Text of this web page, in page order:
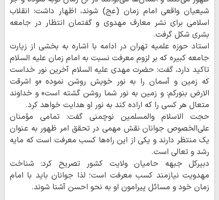
شیعیان واقعی امام زمان (عج) شوند، اظهار داشت: انقلاب
اسلامی برای نشر معارف مهدوی و گفتمان انتظار در جامعه
بشری شکل گرفت.
استاد حوزه علمیه تهران در ادامه با اشاره به بخشی از زیارت
جامعه کبیره که بر لزوم معرفت نسبت به امام زمان علیه السلام
تاکید دارد، گفت: حضرت مهدی علیه السلام آخرین نور خداست
که زمین و آسمان را به نور خویش روشن نموده «و اشرقت
الارض بنورکم: و زمین به نور شما روشن گشته است» و خداوند
متعال هر کسی را که اراده کند به نور او هدایت خواهد کرد.
حجت الاسلام والمسلمین نوچمنی گفت: تمامی مؤمنان
علی‌الخصوص جوانان نقش مهمی در تحقق امر ظهور به عنوان
یک منتظر دارند و یکی از این راه‌ها کسب معرفت است که مایه
رشد و تعالی است.
دبیرکل جبهه حامیان ولایت کشور تصریح کرد: شناخت
مهدویت نیازمند کسب معرفت است؛ لذا جوانان باید با امام
زمان خود و مسائل پیرامون او به نحو احسن آشنا شوند.